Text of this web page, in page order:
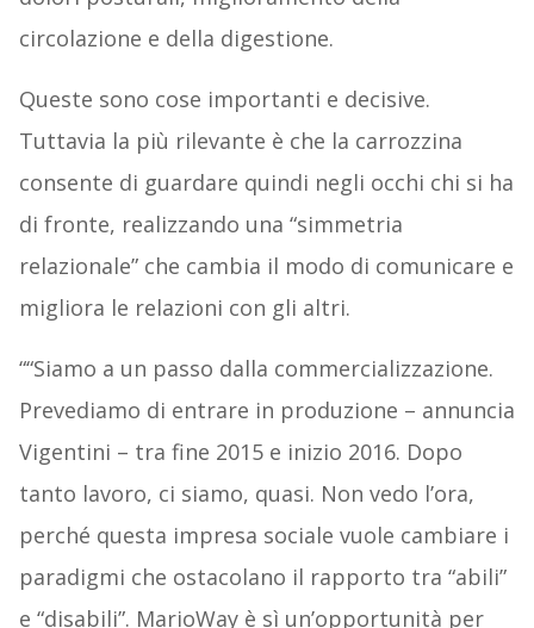
circolazione e della digestione.
Queste sono cose importanti e decisive.
Tuttavia la più rilevante è che la carrozzina
consente di guardare quindi negli occhi chi si ha
di fronte, realizzando una “simmetria
relazionale” che cambia il modo di comunicare e
migliora le relazioni con gli altri.
““Siamo a un passo dalla commercializzazione.
Prevediamo di entrare in produzione – annuncia
Vigentini – tra fine 2015 e inizio 2016. Dopo
tanto lavoro, ci siamo, quasi. Non vedo l’ora,
perché questa impresa sociale vuole cambiare i
paradigmi che ostacolano il rapporto tra “abili”
e “disabili”. MarioWay è sì un’opportunità per